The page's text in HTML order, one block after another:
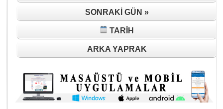
SONRAKI GÜN »
TARIH
ARKA YAPRAK